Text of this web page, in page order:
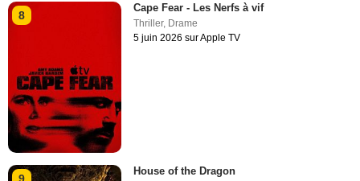
8
Cape Fear - Les Nerfs à vif
Thriller, Drame
5 juin 2026 sur Apple TV
House of the Dragon